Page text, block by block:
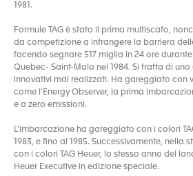
1981.
Formule TAG è stato il primo multiscafo,
da competizione a infrangere la barriera
facendo segnare 517 miglia in 24 ore
Quebec- Saint-Malo nel 1984. Si tratta di
innovativi mai realizzati. Ha gareggiato con
come l'Energy Observer, la prima
e a zero emissioni.
L'imbarcazione ha gareggiato con i colori
1983, e fino al 1985. Successivamente, nella
con i colori TAG Heuer, lo stesso anno del
Heuer Executive in edizione speciale.